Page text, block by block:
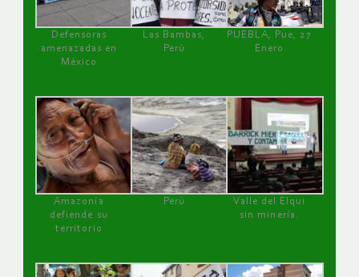
Defensoras
amenazadas en
México
Las Bambas,
Perú
PUEBLA, Pue, 27
Enero
Amazonía
defiende su
territorio
Perú
Valle del Elqui
sin minería.